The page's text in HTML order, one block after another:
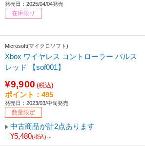
発売日：2025/04/04発売
在庫限り
Microsoft(マイクロソフト)
Xbox ワイヤレス コントローラー パルス
レッド 【sof001】
¥9,900 (税込)
ポイント：495
発売日：2023/03/中旬発売
数量限定
中古商品が計2点あります
¥5,480(税込)～